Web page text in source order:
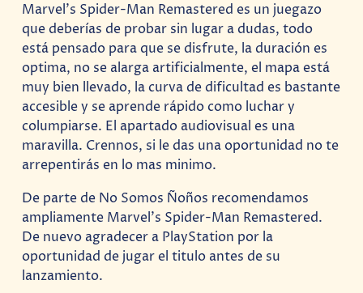
Marvel’s Spider-Man Remastered es un juegazo
que deberías de probar sin lugar a dudas, todo
está pensado para que se disfrute, la duración es
optima, no se alarga artificialmente, el mapa está
muy bien llevado, la curva de dificultad es bastante
accesible y se aprende rápido como luchar y
columpiarse. El apartado audiovisual es una
maravilla. Crennos, si le das una oportunidad no te
arrepentirás en lo mas minimo.
De parte de No Somos Ñoños recomendamos
ampliamente Marvel’s Spider-Man Remastered.
De nuevo agradecer a PlayStation por la
oportunidad de jugar el titulo antes de su
lanzamiento.